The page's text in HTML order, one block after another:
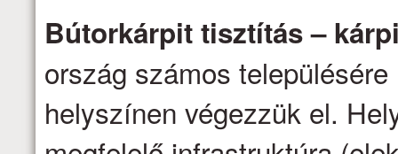
Bútorkárpit tisztítás –
ország számos
helyszínen végezzük el.